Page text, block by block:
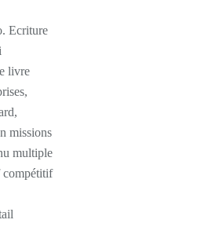
Ecriture
livre
missions
multiple
compétitif